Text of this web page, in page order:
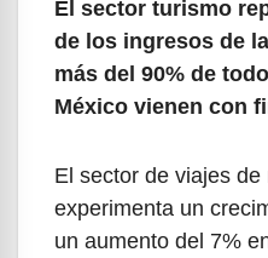
El sector turismo
de los ingresos de
más del 90% de
México vienen con
El sector de viajes
experimenta un
un aumento del 7%